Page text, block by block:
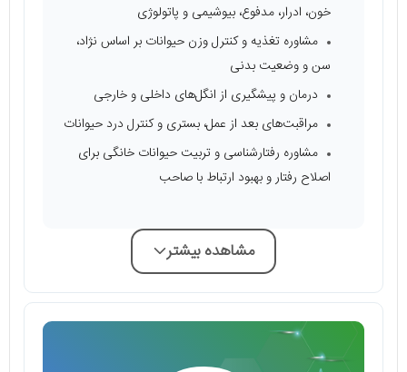
خون، ادرار، مدفوع، بیوشیمی و پاتولوژی
مشاوره تغذیه و کنترل وزن حیوانات بر اساس نژاد،
سن و وضعیت بدنی
درمان و پیشگیری از انگل‌های داخلی و خارجی
مراقبت‌های بعد از عمل، بستری و کنترل درد حیوانات
مشاوره رفتارشناسی و تربیت حیوانات خانگی برای
اصلاح رفتار و بهبود ارتباط با صاحب
مشاهده بیشتر